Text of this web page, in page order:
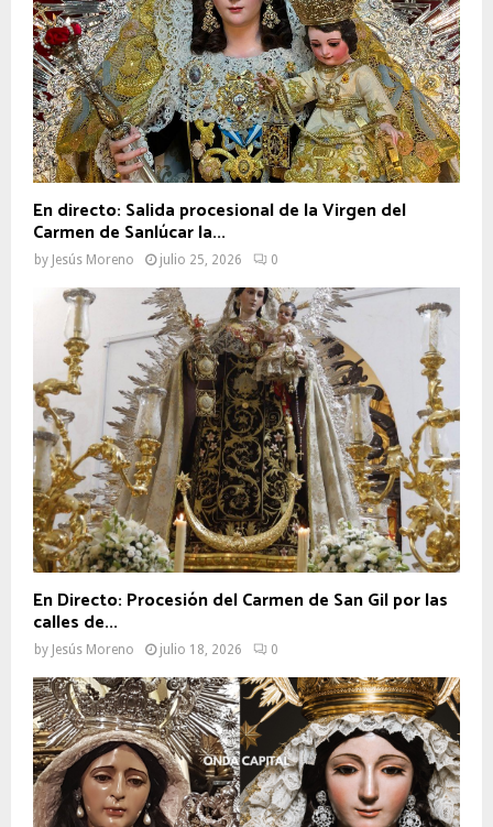
En directo: Salida procesional de la Virgen del
Carmen de Sanlúcar la...
by Jesús Moreno julio 25, 2026 0
En Directo: Procesión del Carmen de San Gil por las
calles de...
by Jesús Moreno julio 18, 2026 0